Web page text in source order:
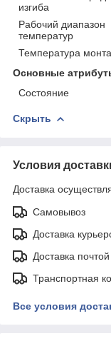
изгиба
Рабочий диапазон
температур
Температура
Основные
Состояние
Скрыть
Условия
Доставка
Самовывоз
Доставка
Доставка почтой
Транспортная
Все условия